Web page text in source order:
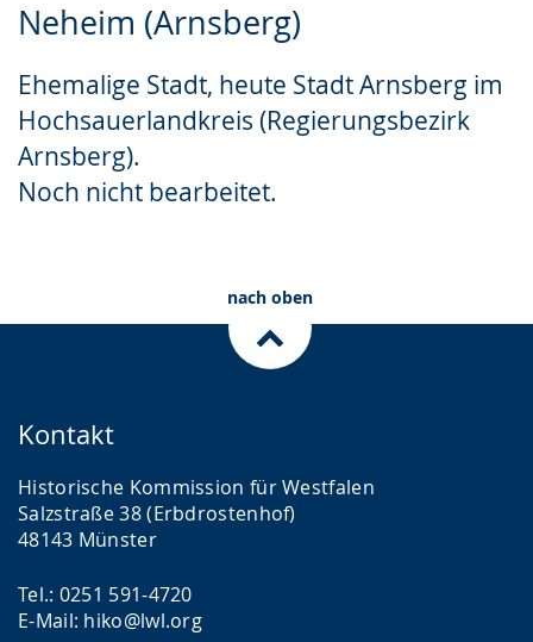
Neheim (Arnsberg)
Ehemalige Stadt, heute Stadt Arnsberg im
Hochsauerlandkreis (Regierungsbezirk
Arnsberg).
Noch nicht bearbeitet.
Leichten
wechseln.
Audio-
Video
Deutscher
Gebärdensprache
wird
angezeigt.
nach oben
Kontakt
Historische Kommission für Westfalen
Salzstraße 38 (Erbdrostenhof)
48143 Münster
Tel.: 0251 591-4720
E-Mail: hiko@lwl.org